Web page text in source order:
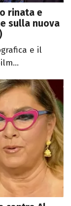
rinata e
sulla nuova
e il